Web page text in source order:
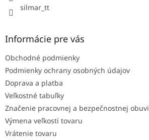
silmar_tt
Informácie pre vás
Obchodné podmienky
Podmienky ochrany osobných údajov
Doprava a platba
Veľkostné tabuľky
Značenie pracovnej a bezpečnostnej obuvi
Výmena veľkosti tovaru
Vrátenie tovaru